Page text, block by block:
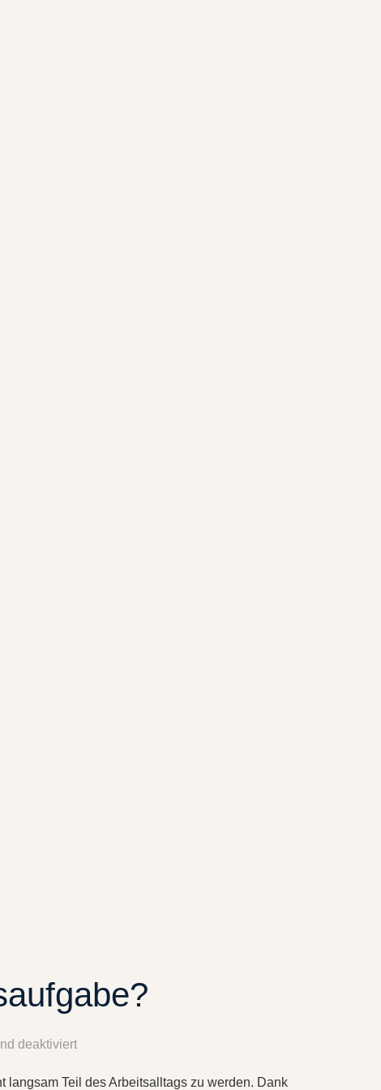
deaktiviert
langsam Teil des Arbeitsalltags zu werden. Dank